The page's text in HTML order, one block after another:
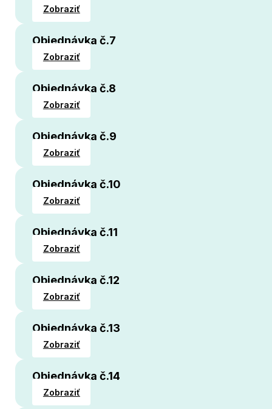
Zobraziť
Objednávka č.7
Zobraziť
Objednávka č.8
Zobraziť
Objednávka č.9
Zobraziť
Objednávka č.10
Zobraziť
Objednávka č.11
Zobraziť
Objednávka č.12
Zobraziť
Objednávka č.13
Zobraziť
Objednávka č.14
Zobraziť